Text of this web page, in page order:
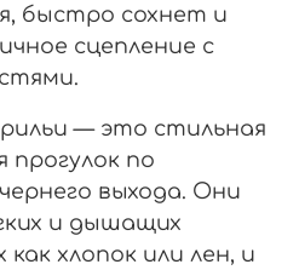
быстро сохнет и
сцепление с
— это стильная
прогулок по
выхода. Они
и дышащих
хлопок или лен, и